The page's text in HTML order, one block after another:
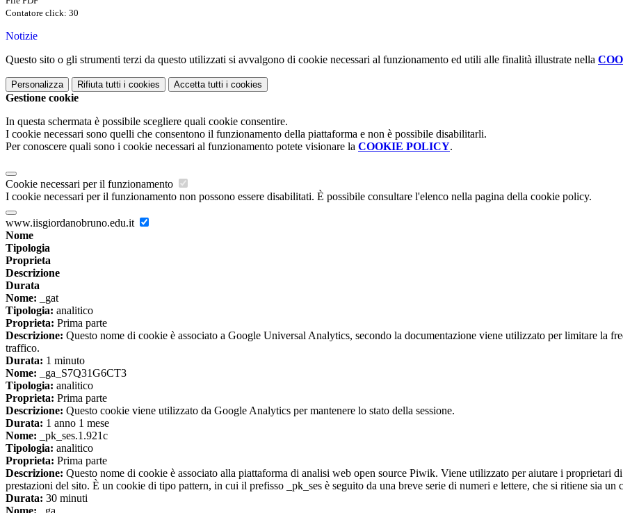
Contatore click: 30
Notizie
Questo sito o gli strumenti terzi da questo utilizzati si avvalgono di cookie necessari al funzionamento ed utili alle finalità illustrate nella
Personalizza Rifiuta tutti i cookies Accetta tutti i cookies
Gestione cookie
In questa schermata è possibile scegliere quali cookie consentire.
I cookie necessari sono quelli che consentono il funzionamento della piattaforma e non è possibile disabilitarli.
Per conoscere quali sono i cookie necessari al funzionamento potete visionare la COOKIE POLICY.
Cookie necessari per il funzionamento
I cookie necessari per il funzionamento non possono essere disabilitati. È possibile consultare l'elenco nella pagina della cookie policy.
www.iisgiordanobruno.edu.it
Nome
Tipologia
Proprieta
Descrizione
Durata
Nome: _gat
Tipologia: analitico
Proprieta: Prima parte
Descrizione: Questo nome di cookie è associato a Google Universal Analytics, secondo la documentazione viene utilizzato per limitare la
traffico.
Durata: 1 minuto
Nome: _ga_S7Q31G6CT3
Tipologia: analitico
Proprieta: Prima parte
Descrizione: Questo cookie viene utilizzato da Google Analytics per mantenere lo stato della sessione.
Durata: 1 anno 1 mese
Nome: _pk_ses.1.921c
Tipologia: analitico
Proprieta: Prima parte
Descrizione: Questo nome di cookie è associato alla piattaforma di analisi web open source Piwik. Viene utilizzato per aiutare i proprietari
prestazioni del sito. È un cookie di tipo pattern, in cui il prefisso _pk_ses è seguito da una breve serie di numeri e lettere, che si ritiene sia
Durata: 30 minuti
Nome: _ga